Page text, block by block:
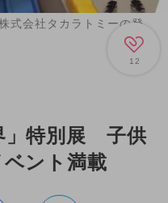
式会社タカラトミーの登
12
」特別展 子供
ント満載